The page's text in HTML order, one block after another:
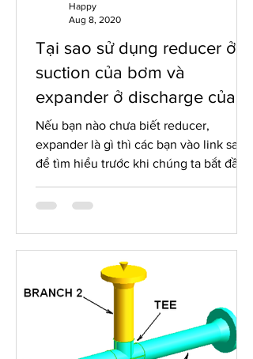
Tại sao sử dụng reducer ở
suction của bơm và
expander ở discharge của
bơm?
Nếu bạn nào chưa biết reducer,
expander là gì thì các bạn vào link sau
để tìm hiểu trước khi chúng ta bắt đầu
Happy
Aug 8, 2020